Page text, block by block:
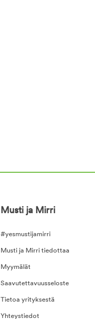
Musti ja Mirri
#yesmustijamirri
Musti ja Mirri tiedottaa
Myymälät
Saavutettavuusseloste
Tietoa yrityksestä
Yhteystiedot